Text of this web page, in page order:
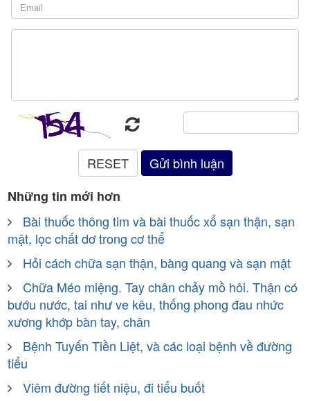
Những tin mới hơn
Bài thuốc thông tim và bài thuốc xổ sạn thận, sạn
mật, lọc chất dơ trong cơ thể
Hỏi cách chữa sạn thận, bàng quang và sạn mật
Chữa Méo miệng. Tay chân chảy mồ hôi. Thận có
bướu nước, tai như ve kêu, thống phong đau nhức
xương khớp bàn tay, chân
Bệnh Tuyến Tiền Liệt, và các loại bệnh về đường
tiểu
Viêm đường tiết niệu, đi tiểu buốt